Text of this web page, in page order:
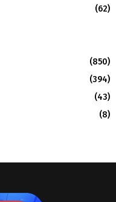
(62)
(850)
(394)
(43)
(8)